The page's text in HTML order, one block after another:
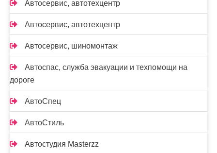
Автосервис, автотехцентр
Автосервис, автотехцентр
Автосервис, шиномонтаж
Автоспас, служба эвакуации и техпомощи на
дороге
АвтоСпец
АвтоСтиль
Автостудия Masterzz